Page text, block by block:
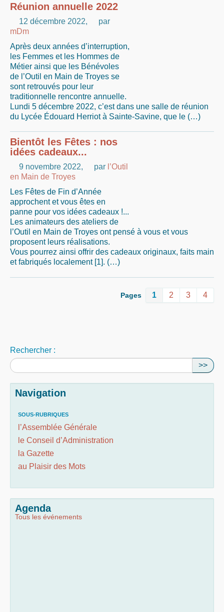
Réunion annuelle 2022
12 décembre 2022,
par
mDm
Après deux années d’interruption,
les Femmes et les Hommes de
Métier ainsi que les Bénévoles
de l’Outil en Main de Troyes se
sont retrouvés pour leur
traditionnelle rencontre annuelle.
Lundi 5 décembre 2022, c’est dans une salle de réunion
du Lycée Édouard Herriot à Sainte-Savine, que le (…)
Bientôt les Fêtes : nos
idées cadeaux...
9 novembre 2022, par l’Outil
en Main de Troyes
Les Fêtes de Fin d’Année
approchent et vous êtes en
panne pour vos idées cadeaux !...
Les animateurs des ateliers de
l’Outil en Main de Troyes ont pensé à vous et vous
proposent leurs réalisations.
Vous pourrez ainsi offrir des cadeaux originaux, faits main
et fabriqués localement [1]. (…)
Pages 1 2 3 4
Rechercher :
>>
Navigation
SOUS-RUBRIQUES
l’Assemblée Générale
le Conseil d’Administration
la Gazette
au Plaisir des Mots
Agenda
Tous les événements